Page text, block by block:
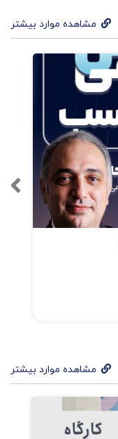
مشاهده موارد بیشتر
مشاهده موارد بیشتر